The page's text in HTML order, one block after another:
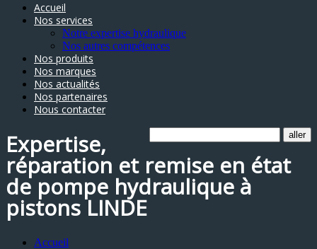
Accueil
Nos services
Notre expertise hydraulique
Nos autres compétences
Nos produits
Nos marques
Nos actualités
Nos partenaires
Nous contacter
Expertise,
réparation et remise en état
de pompe hydraulique à
pistons LINDE
Accueil